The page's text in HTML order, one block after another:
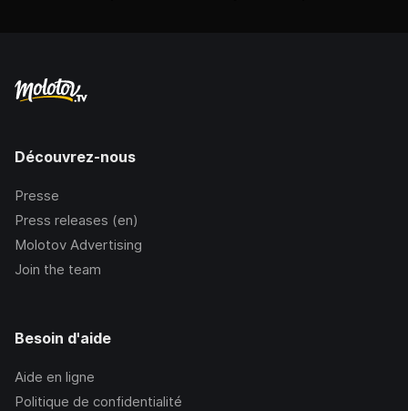
Découvrez-nous
Presse
Press releases (en)
Molotov Advertising
Join the team
Besoin d'aide
Aide en ligne
Politique de confidentialité